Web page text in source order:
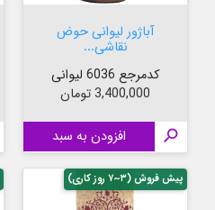
آباژور لیوانی حوض
نقاشی...
کدمرجع 6036 لیوانی
قیمت
3,400,000 تومان
 افزودن به سبد
پیش فروش (۳~۷ روز کاری)